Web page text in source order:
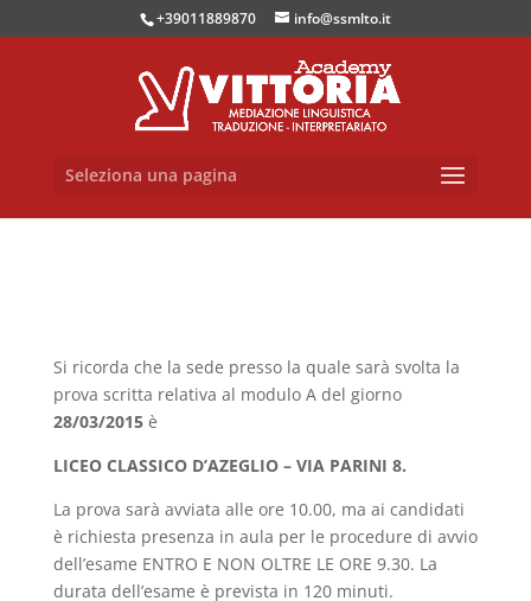
+39011889870 info@ssmlto.it
Seleziona una pagina
Si ricorda che la sede presso la quale sarà svolta la
prova scritta relativa al modulo A del giorno
28/03/2015è
LICEO CLASSICO D’AZEGLIO – VIA PARINI 8.
La prova sarà avviata alle ore 10.00, ma ai candidati
è richiesta presenza in aula per le procedure di avvio
dell’esame ENTRO E NON OLTRE LE ORE 9.30. La
durata dell’esame è prevista in 120 minuti.